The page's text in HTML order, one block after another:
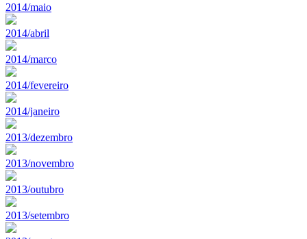
2014/maio
2014/abril
2014/marco
2014/fevereiro
2014/janeiro
2013/dezembro
2013/novembro
2013/outubro
2013/setembro